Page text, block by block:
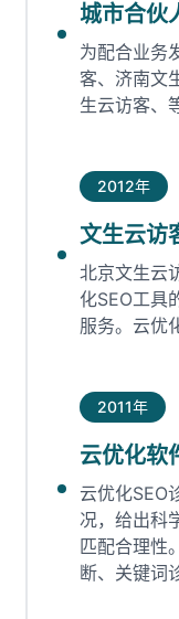
城市合伙
为配合业务
客、济南文
生云访客、
2012年
文生云访
北京文生云
化SEO工具
服务。云优
2011年
云优化软
云优化SEO
况，给出科
匹配合理性
断、关键词